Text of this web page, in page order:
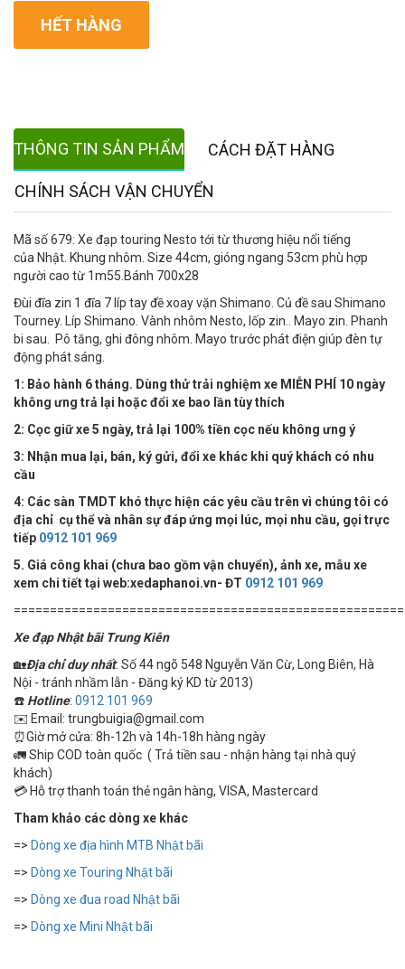
HẾT HÀNG
THÔNG TIN SẢN PHẨM CÁCH ĐẶT HÀNG
CHÍNH SÁCH VẬN CHUYỂN
Mã số 679: Xe đạp touring Nesto tới từ thương hiệu nổi tiếng
của Nhật. Khung nhôm. Size 44cm, gióng ngang 53cm phù hợp
người cao từ 1m55.Bánh 700x28
Đùi đĩa zin 1 đĩa 7 líp tay đề xoay vặn Shimano. Củ đề sau Shimano
Tourney. Líp Shimano. Vành nhôm Nesto, lốp zin.. Mayo zin. Phanh
bi sau. Pô tăng, ghi đông nhôm. Mayo trước phát điện giúp đèn tự
động phát sáng.
1: Bảo hành 6 tháng. Dùng thử trải nghiệm xe MIỄN PHÍ 10 ngày
không ưng trả lại hoặc đổi xe bao lần tùy thích
2: Cọc giữ xe 5 ngày, trả lại 100% tiền cọc nếu không ưng ý
3: Nhận mua lại, bán, ký gửi, đổi xe khác khi quý khách có nhu
cầu
4: Các sàn TMDT khó thực hiện các yêu cầu trên vì chúng tôi có
địa chỉ cụ thể và nhân sự đáp ứng mọi lúc, mọi nhu cầu, gọi trực
tiếp 0912 101 969
5. Giá công khai (chưa bao gồm vận chuyển), ảnh xe, mẫu xe
xem chi tiết tại web:xedaphanoi.vn- ĐT 0912 101 969
Xe đạp Nhật bãi Trung Kiên
🏡Địa chỉ duy nhất: Số 44 ngõ 548 Nguyễn Văn Cừ, Long Biên, Hà
Nội - tránh nhầm lẫn - Đăng ký KD từ 2013)
☎️ Hotline: 0912 101 969
✉️ Email: trungbuigia@gmail.com
⏰Giờ mở cửa: 8h-12h và 14h-18h hàng ngày
🚛 Ship COD toàn quốc ( Trả tiền sau - nhận hàng tại nhà quý
khách)
💳 Hỗ trợ thanh toán thẻ ngân hàng, VISA, Mastercard
Tham khảo các dòng xe khác
=> Dòng xe địa hình MTB Nhật bãi
=> Dòng xe Touring Nhật bãi
=> Dòng xe đua road Nhật bãi
=> Dòng xe Mini Nhật bãi